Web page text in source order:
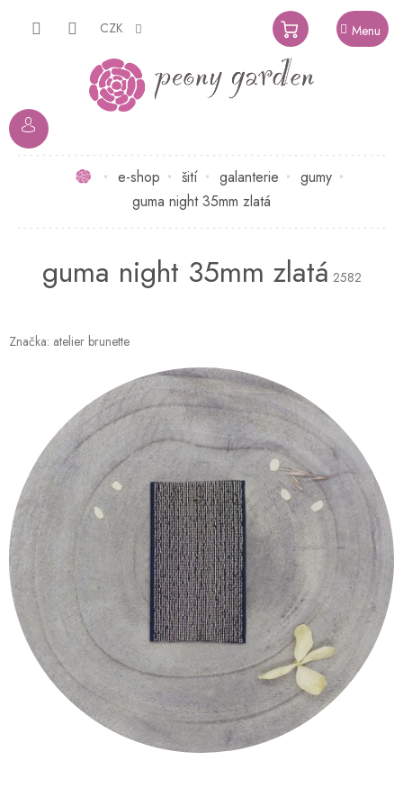
CZK
NÁKUPNÍ
KOŠÍK
Domůe-shop šití galanterie
gumy
guma night 35mm zlatá
guma night 35mm zlatá 2582
Značka: atelier brunette